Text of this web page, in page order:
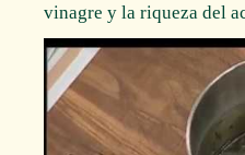
vinagre y la riqueza del